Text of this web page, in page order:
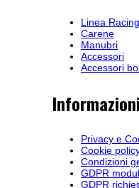
Linea Racing
Carene
Manubri
Accessori
Accessori
Informazioni
Privacy e
Cookie
Condizioni
GDPR
GDPR